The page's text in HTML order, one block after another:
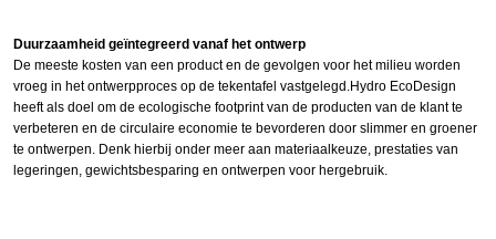
Duurzaamheid geïntegreerd vanaf het ontwerp
De meeste kosten van een product en de gevolgen voor het milieu worden
vroeg in het ontwerpproces op de tekentafel vastgelegd.Hydro EcoDesign
heeft als doel om de ecologische footprint van de producten van de klant te
verbeteren en de circulaire economie te bevorderen door slimmer en groener
te ontwerpen. Denk hierbij onder meer aan materiaalkeuze, prestaties van
legeringen, gewichtsbesparing en ontwerpen voor hergebruik.